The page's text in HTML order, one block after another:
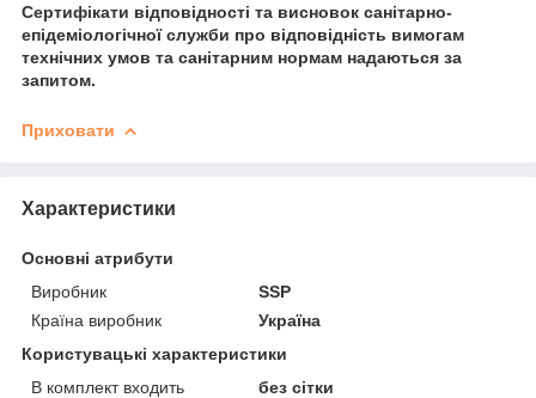
Сертифікати відповідності та висновок санітарно-
епідеміологічної служби про відповідність вимогам
технічних умов та санітарним нормам надаються за
запитом.
Приховати
Характеристики
Основні атрибути
Виробник
SSP
Країна виробник
Україна
Користувацькі характеристики
В комплект входить
без сітки